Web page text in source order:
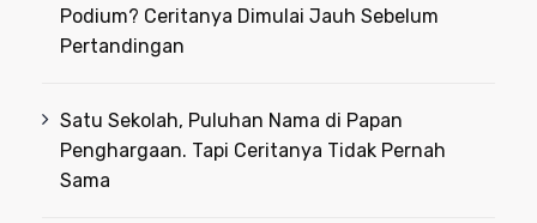
Podium? Ceritanya Dimulai Jauh Sebelum
Pertandingan
Satu Sekolah, Puluhan Nama di Papan
Penghargaan. Tapi Ceritanya Tidak Pernah
Sama